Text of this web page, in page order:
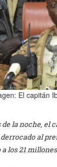
El capitán
de la noche,
al
los 21